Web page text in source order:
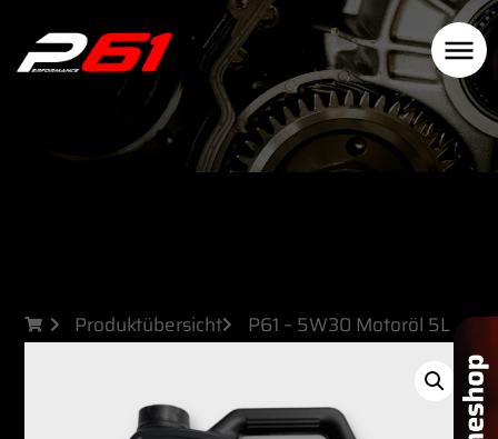
Produktübersicht P61 – 5W30 Motoröl 5L